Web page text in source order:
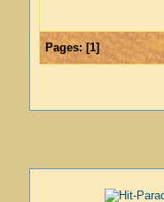
Pages:[1]